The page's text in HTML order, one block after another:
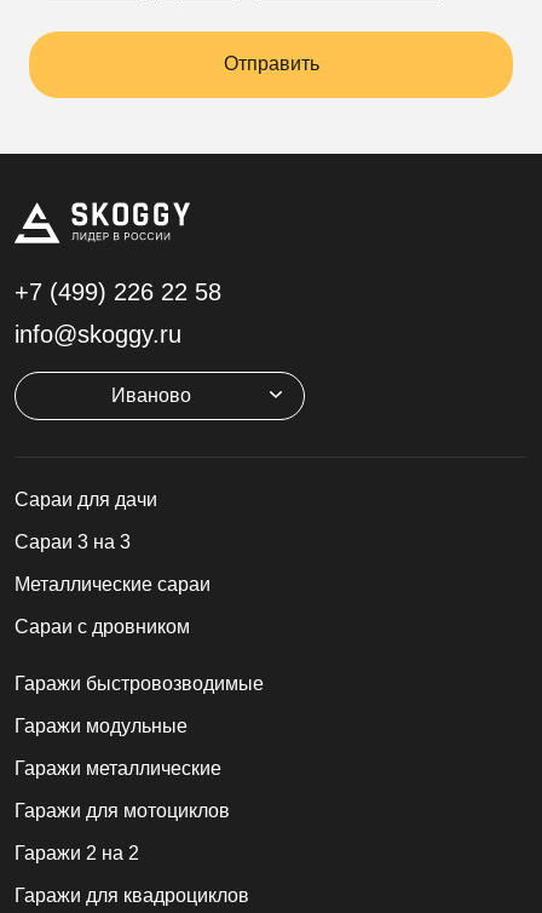
Отправить
+7 (499) 226 22 58
info@skoggy.ru
Иваново
Cараи для дачи
Сараи 3 на 3
Металлические сараи
Сараи с дровником
Гаражи быстровозводимые
Гаражи модульные
Гаражи металлические
Гаражи для мотоциклов
Гаражи 2 на 2
Гаражи для квадроциклов